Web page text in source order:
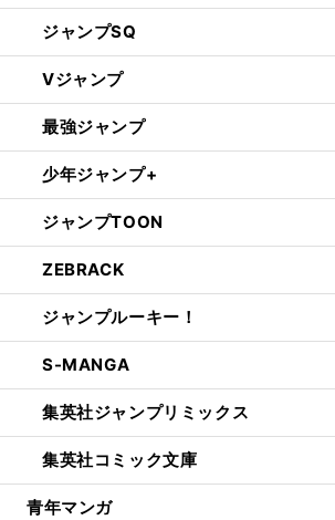
ジャンプSQ
Vジャンプ
最強ジャンプ
少年ジャンプ+
ジャンプTOON
ZEBRACK
ジャンプルーキー！
S-MANGA
集英社ジャンプリミックス
集英社コミック文庫
青年マンガ